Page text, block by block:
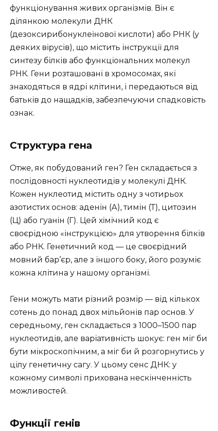
функціонування живих організмів. Він є
ділянкою молекули ДНК
(дезоксирибонуклеїнової кислоти) або РНК (у
деяких вірусів), що містить інструкції для
синтезу білків або функціональних молекул
РНК. Гени розташовані в хромосомах, які
знаходяться в ядрі клітини, і передаються від
батьків до нащадків, забезпечуючи спадковість
ознак.
Структура гена
Отже, як побудований ген? Ген складається з
послідовності нуклеотидів у молекулі ДНК.
Кожен нуклеотид містить одну з чотирьох
азотистих основ: аденін (А), тимін (Т), цитозин
(Ц) або гуанін (Г). Цей хімічний код є
своєрідною «інструкцією» для утворення білків
або РНК. Генетичний код — це своєрідний
мовний бар’єр, але з іншого боку, його розуміє
кожна клітина у нашому організмі.
Гени можуть мати різний розмір — від кількох
сотень до понад двох мільйонів пар основ. У
середньому, ген складається з 1000–1500 пар
нуклеотидів, але варіативність шокує: ген міг би
бути мікроскопічним, а міг би й розгорнутись у
цілу генетичну сагу. У цьому сенс ДНК: у
кожному символі прихована нескінченність
можливостей.
Функції генів